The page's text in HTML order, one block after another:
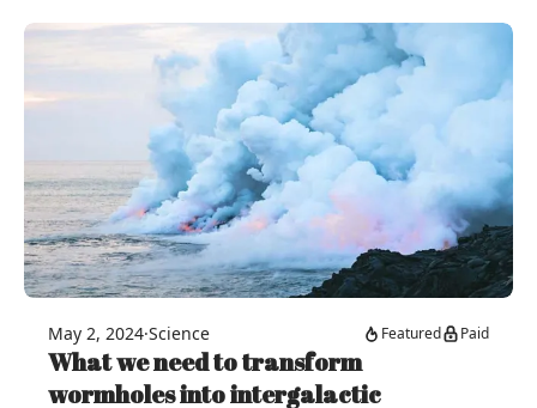
May 2, 2024·Science Featured Paid
What we need to transform
wormholes into intergalactic